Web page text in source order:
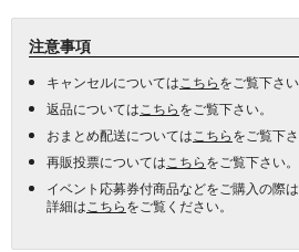
注意事項
キャンセルについては こちらをご覧下さい
返品については こちらをご覧下さい。
おまとめ配送については こちらをご覧下さ
再販投票については こちらをご覧下さい。
イベント応募券付商品などをご購入の際
詳細は こちらをご覧ください。